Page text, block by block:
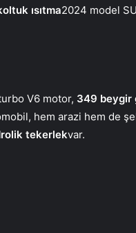
ısıtma2024 model
V6 motor, 349 beygir
hem arazi hem de
tekerlekvar.